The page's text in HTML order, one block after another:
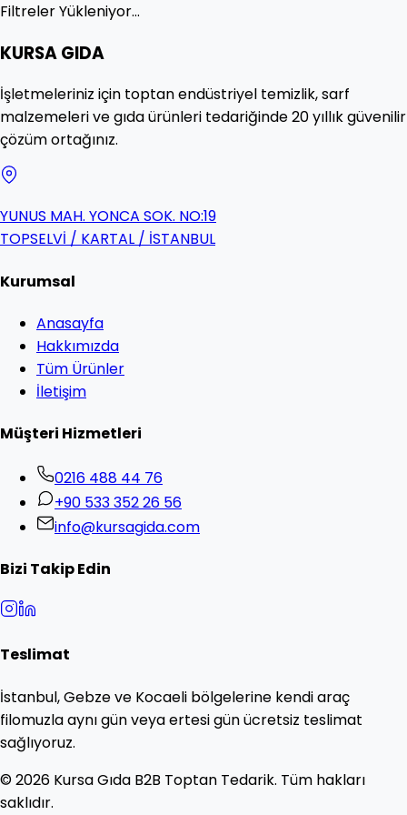
Filtreler Yükleniyor...
KURSA GIDA
İşletmeleriniz için toptan endüstriyel temizlik, sarf
malzemeleri ve gıda ürünleri tedariğinde 20 yıllık güvenilir
çözüm ortağınız.
YUNUS MAH. YONCA SOK. NO:19
TOPSELVİ / KARTAL / İSTANBUL
Kurumsal
Anasayfa
Hakkımızda
Tüm Ürünler
İletişim
Müşteri Hizmetleri
0216 488 44 76
+90 533 352 26 56
info@kursagida.com
Bizi Takip Edin
Teslimat
İstanbul, Gebze ve Kocaeli bölgelerine kendi araç
filomuzla aynı gün veya ertesi gün ücretsiz teslimat
sağlıyoruz.
©2026 Kursa Gıda B2B Toptan Tedarik. Tüm hakları
saklıdır.